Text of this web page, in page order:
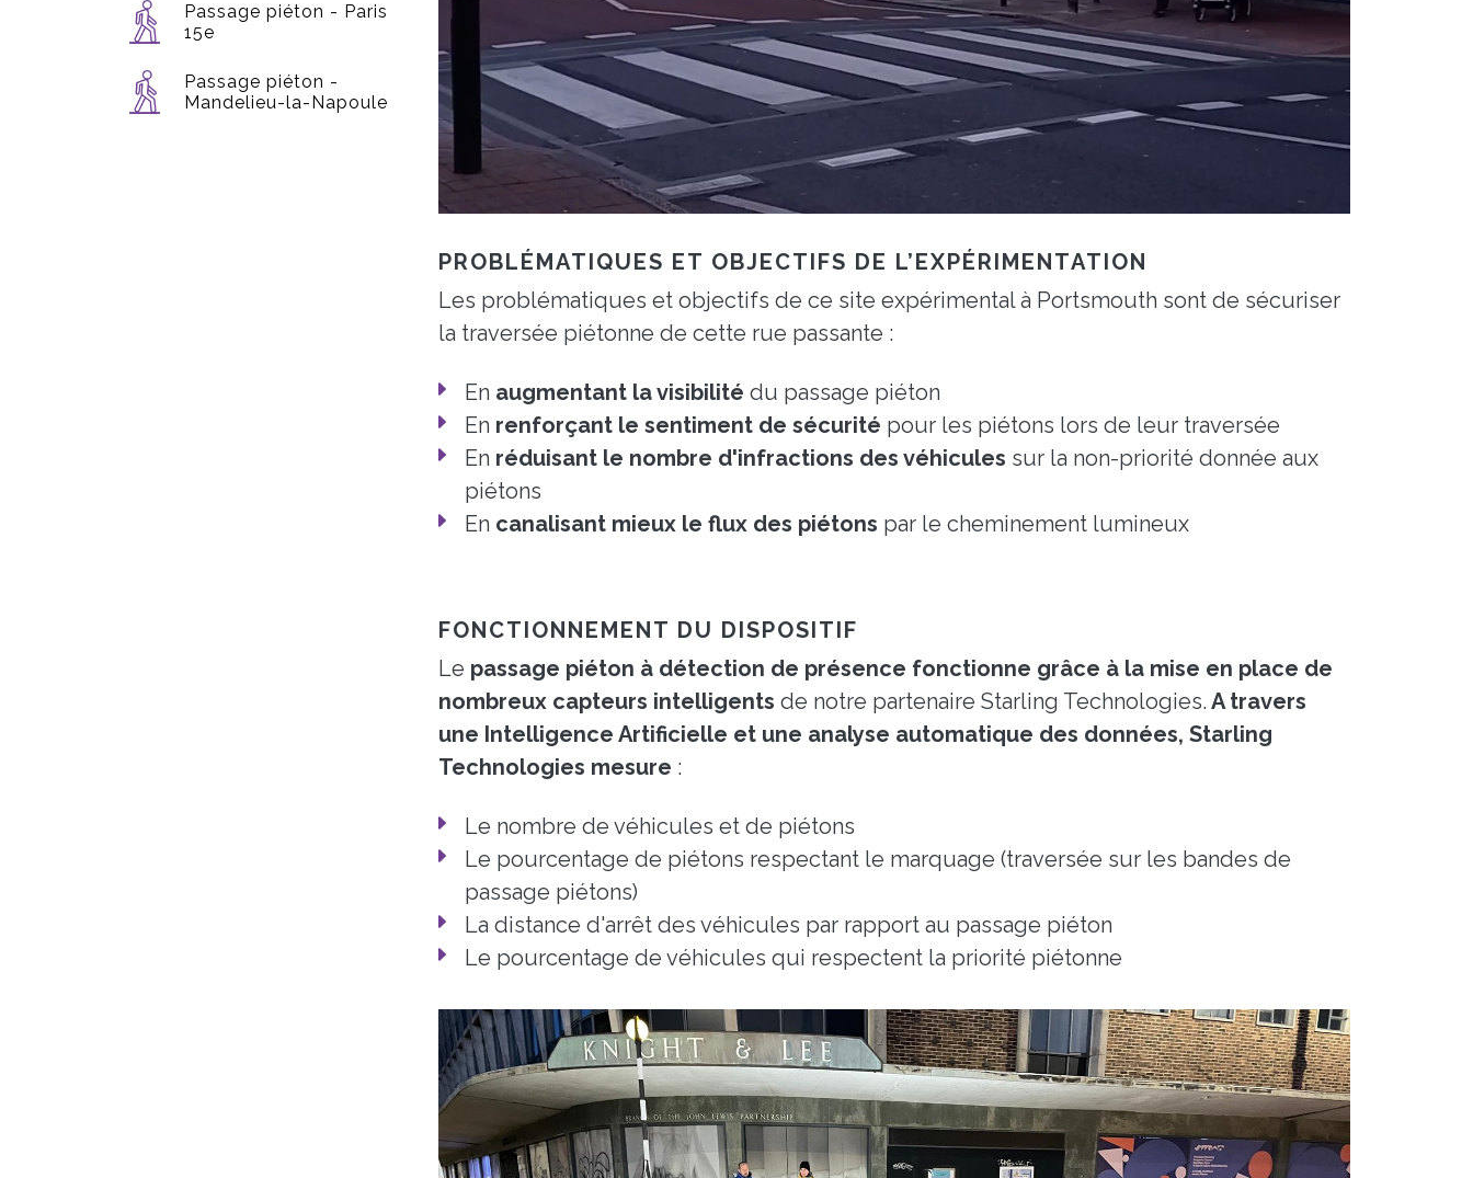
Passage piéton - Paris
15e
Passage piéton -
Mandelieu-la-Napoule
PROBLÉMATIQUES ET OBJECTIFS DE L’EXPÉRIMENTATION
Les problématiques et objectifs de ce site expérimental à Portsmouth sont de sécuriser
la traversée piétonne de cette rue passante :
En augmentant la visibilité du passage piéton
En renforçant le sentiment de sécurité pour les piétons lors de leur traversée
En réduisant le nombre d'infractions des véhicules sur la non-priorité donnée aux
piétons
En canalisant mieux le flux des piétons par le cheminement lumineux
FONCTIONNEMENT DU DISPOSITIF
Le passage piéton à détection de présence fonctionne grâce à la mise en place de
nombreux capteurs intelligents de notre partenaire Starling Technologies. A travers
une Intelligence Artificielle et une analyse automatique des données, Starling
Technologies mesure :
Le nombre de véhicules et de piétons
Le pourcentage de piétons respectant le marquage (traversée sur les bandes de
passage piétons)
La distance d'arrêt des véhicules par rapport au passage piéton
Le pourcentage de véhicules qui respectent la priorité piétonne